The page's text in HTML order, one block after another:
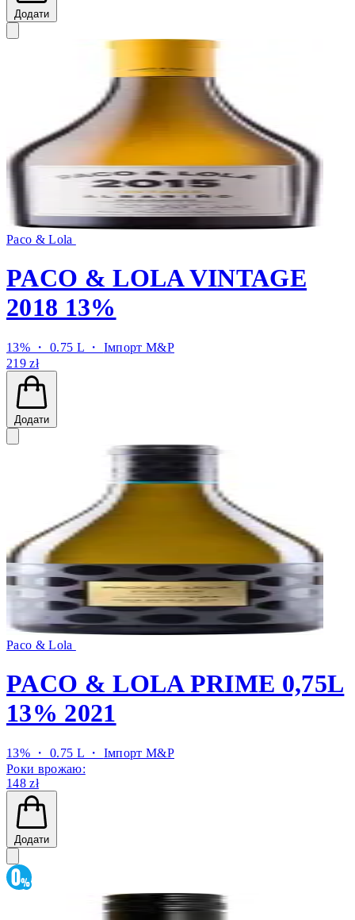
Додати
Paco & Lola
PACO & LOLA VINTAGE
2018 13%
13% ・ 0.75 L ・ Імпорт M&P
219 zł
Додати
Paco & Lola
PACO & LOLA PRIME 0,75L
13% 2021
13% ・ 0.75 L ・ Імпорт M&P
Роки врожаю:
148 zł
Додати